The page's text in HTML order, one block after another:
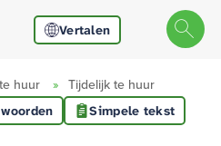
Vertalen
huur Tijdelijk te huur
Simpele tekst